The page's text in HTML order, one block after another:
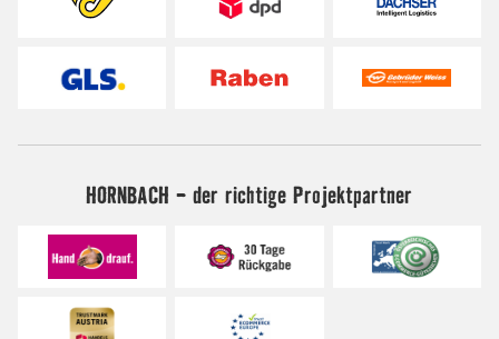
HORNBACH - der richtige Projektpartner